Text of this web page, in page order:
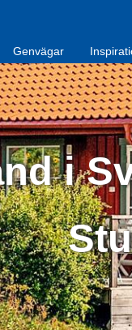
Genvägar
i